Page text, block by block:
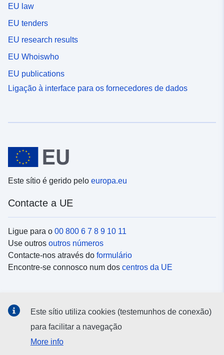
EU law
EU tenders
EU research results
EU Whoiswho
EU publications
Ligação à interface para os fornecedores de dados
Este sítio é gerido pelo europa.eu
Contacte a UE
Ligue para o 00 800 6 7 8 9 10 11
Use outros outros números
Contacte-nos através do formulário
Encontre-se connosco num dos centros da UE
Procure as contas da UE nasredes sociais
Este sítio utiliza cookies (testemunhos de conexão)
para facilitar a navegação
More info